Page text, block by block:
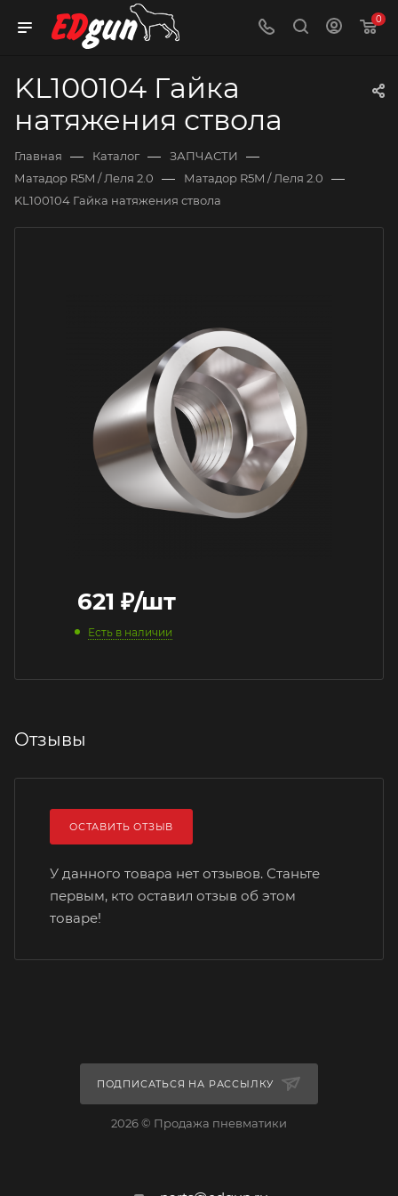
0
KL100104 Гайка
натяжения ствола
Главная — Каталог — ЗАПЧАСТИ —
Матадор R5M / Леля 2.0 — Матадор R5M / Леля 2.0 —
KL100104 Гайка натяжения ствола
621 ₽/шт
Есть в наличии
Отзывы
ОСТАВИТЬ ОТЗЫВ
У данного товара нет отзывов. Станьте
первым, кто оставил отзыв об этом
товаре!
ПОДПИСАТЬСЯ НА РАССЫЛКУ
2026 © Продажа пневматики